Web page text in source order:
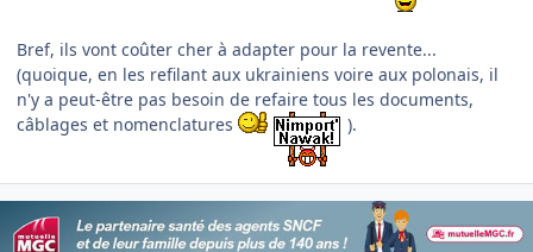
Bref, ils vont coûter cher à adapter pour la revente...
(quoique, en les refilant aux ukrainiens voire aux polonais, il
n'y a peut-être pas besoin de refaire tous les documents,
câblages et nomenclatures
).